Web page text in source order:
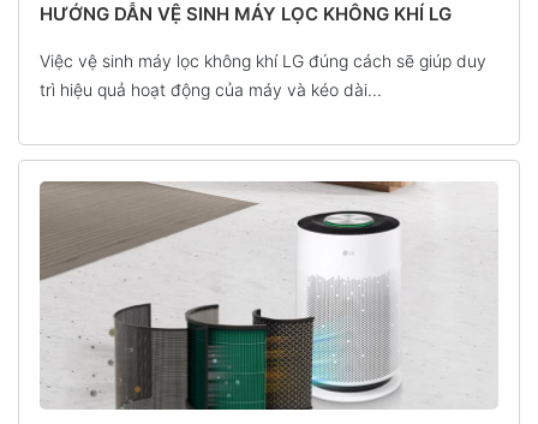
HƯỚNG DẪN VỆ SINH MÁY LỌC KHÔNG KHÍ LG
Việc vệ sinh máy lọc không khí LG đúng cách sẽ giúp duy
trì hiệu quả hoạt động của máy và kéo dài...